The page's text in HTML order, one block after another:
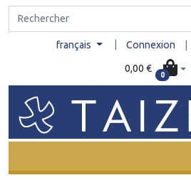
français Connexion
0,00 €
0